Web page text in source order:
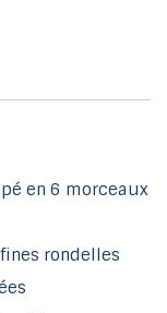
en 6 morceaux
rondelles